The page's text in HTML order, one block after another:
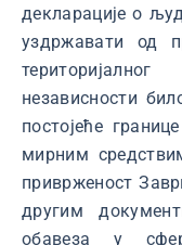
декларације о
уздржавати од
независности
постојеће
мирним
приврженост
другим
обавеза у